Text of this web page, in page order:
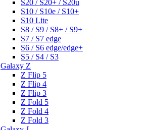
S20 / S20+ / S20u
S10 / S10e / S10+
S10 Lite
S8 / S9 / S8+ / S9+
S7 / S7 edge
S6 / S6 edge/edge+
S5 / S4 / S3
Galaxy Z
Z Flip 5
Z Flip 4
Z Flip 3
Z Fold 5
Z Fold 4
Z Fold 3